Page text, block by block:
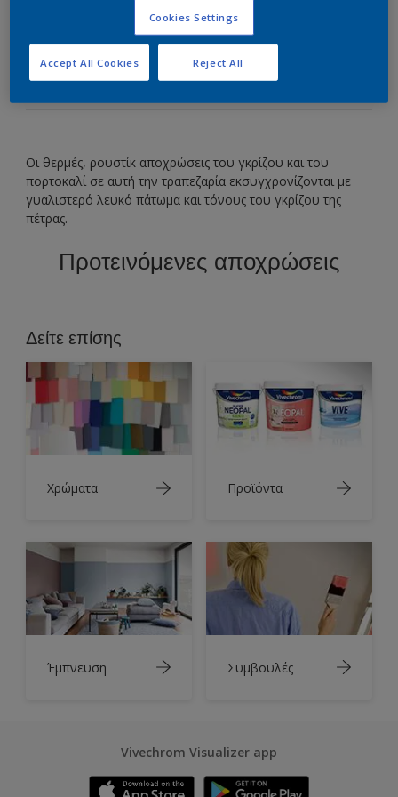
Το γκρίζο προσθέτει μια μοντέρνα εκδοχή στις
ρουστίκ καφέ και πορτοκαλί αποχρώσεις.
Οι θερμές, ρουστίκ αποχρώσεις του γκρίζου και του
πορτοκαλί σε αυτή την τραπεζαρία εκσυγχρονίζονται με
γυαλιστερό λευκό πάτωμα και τόνους του γκρίζου της
πέτρας.
Προτεινόμενες αποχρώσεις
Δείτε επίσης
Χρώματα Προϊόντα
Έμπνευση Συμβουλές
Vivechrom Visualizer app
Cookies Settings
Reject All
Accept All Cookies